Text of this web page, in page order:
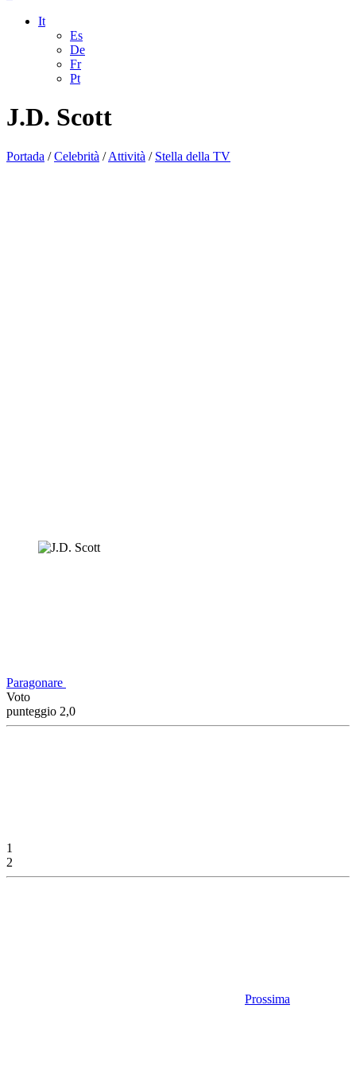
It
Es
De
Fr
Pt
J.D. Scott
Portada /Celebrità /Attività / Stella della TV
Paragonare
Voto
punteggio 2,0
1
2
Prossima